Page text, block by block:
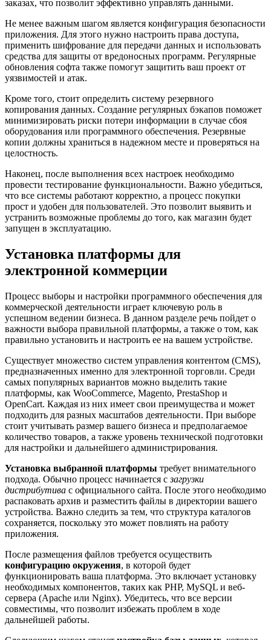
заказах, что позволит эффективно управлять данными.
Не менее важным шагом является конфигурация безопасности
приложения. Для этого нужно настроить права доступа,
применить шифрование для передачи данных и использовать
средства для защиты от вредоносных программ. Регулярные
обновления софта также помогут защитить ваш проект от
уязвимостей и атак.
Кроме того, стоит определить систему резервного
копирования данных. Создание регулярных бэкапов поможет
минимизировать риски потери информации в случае сбоя
оборудования или программного обеспечения. Резервные
копии должны храниться в надежном месте и проверяться на
целостность.
Наконец, после выполнения всех настроек необходимо
провести тестирование функциональности. Важно убедиться,
что все системы работают корректно, а процесс покупки
прост и удобен для пользователей. Это позволит выявить и
устранить возможные проблемы до того, как магазин будет
запущен в эксплуатацию.
Установка платформы для
электронной коммерции
Процесс выборы и настройки программного обеспечения для
коммерческой деятельности играет ключевую роль в
успешном ведении бизнеса. В данном разделе речь пойдет о
важности выбора правильной платформы, а также о том, как
правильно установить и настроить ее на вашем устройстве.
Существует множество систем управления контентом (CMS),
предназначенных именно для электронной торговли. Среди
самых популярных вариантов можно выделить такие
платформы, как WooCommerce, Magento, PrestaShop и
OpenCart. Каждая из них имеет свои преимущества и может
подходить для разных масштабов деятельности. При выборе
стоит учитывать размер вашего бизнеса и предполагаемое
количество товаров, а также уровень технической подготовки
для настройки и дальнейшего администрирования.
Установка выбранной платформы требует внимательного
подхода. Обычно процесс начинается сзагрузки
дистрибутива с официального сайта. После этого необходимо
распаковать архив и разместить файлы в директории вашего
устройства. Важно следить за тем, что структура каталогов
сохраняется, поскольку это может повлиять на работу
приложения.
После размещения файлов требуется осуществить
конфигурацию окружения, в которой будет
функционировать ваша платформа. Это включает установку
необходимых компонентов, таких как PHP, MySQL и веб-
сервера (Apache или Nginx). Убедитесь, что все версии
совместимы, что позволит избежать проблем в ходе
дальнейшей работы.